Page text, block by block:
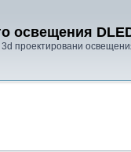
освещения
проектировани